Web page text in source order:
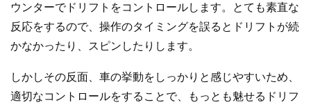
ウンターでドリフトをコントロールします。とても素直な
反応をするので、操作のタイミングを誤るとドリフトが続
かなかったり、スピンしたりします。
しかしその反面、車の挙動をしっかりと感じやすいため、
適切なコントロールをすることで、もっとも魅せるドリフ